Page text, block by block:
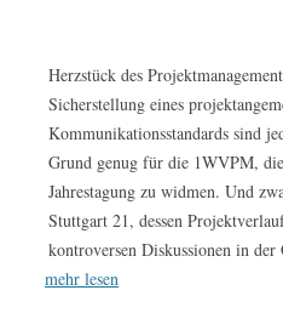
Herzstück des
Sicherstellung eines
Kommunikationsstandards sind
Grund genug für die 1WVPM,
Jahrestagung zu widmen. Und
Stuttgart 21, dessen
kontroversen Diskussionen in
mehr lesen